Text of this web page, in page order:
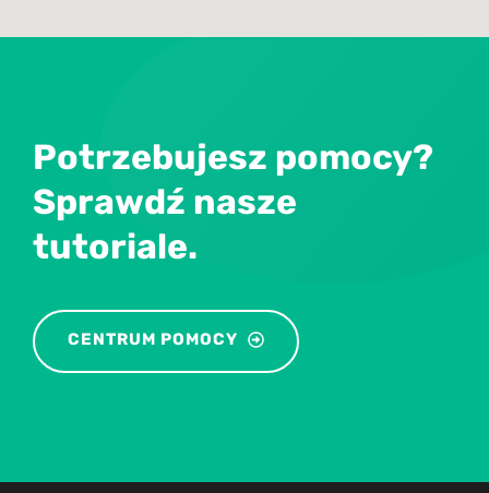
Potrzebujesz pomocy?
Sprawdź nasze
tutoriale.
CENTRUM POMOCY